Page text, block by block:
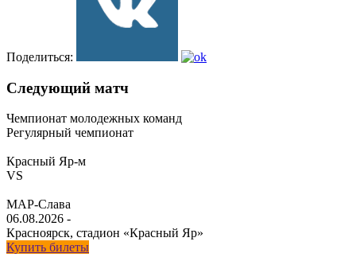
Поделиться:
Следующий матч
Чемпионат молодежных команд
Регулярный чемпионат
Красный Яр-м
VS
МАР-Слава
06.08.2026 -
Красноярск, стадион «Красный Яр»
Купить билеты